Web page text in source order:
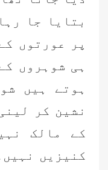
بتایا جا
پر عورتوں
ہی شوہروں
ہوتے ہیں
نشین کر
کے مالک
کنیزیں